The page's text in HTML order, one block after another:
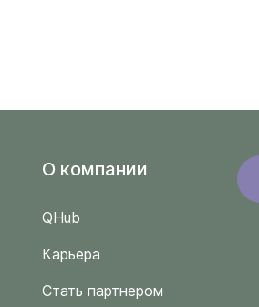
O компании
QHub
Карьера
Стать партнером